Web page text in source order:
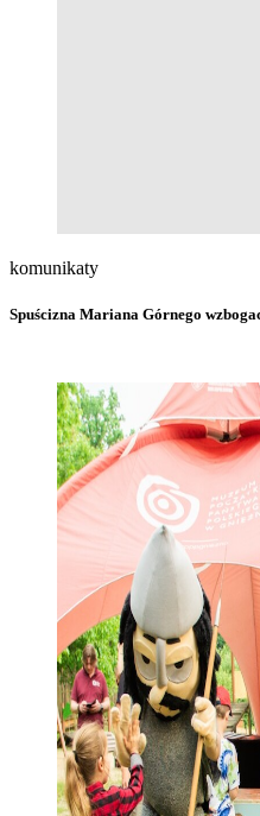
komunikaty
Spuścizna Mariana Górnego